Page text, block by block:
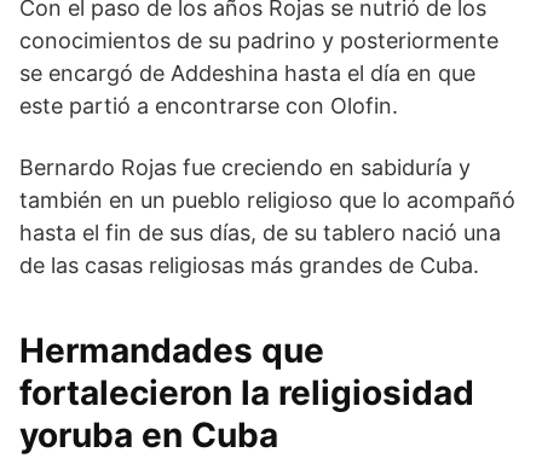
Con el paso de los años Rojas se nutrió de los
conocimientos de su padrino y posteriormente
se encargó de Addeshina hasta el día en que
este partió a encontrarse con Olofin.
Bernardo Rojas fue creciendo en sabiduría y
también en un pueblo religioso que lo acompañó
hasta el fin de sus días, de su tablero nació una
de las casas religiosas más grandes de Cuba.
Hermandades que
fortalecieron la religiosidad
yoruba en Cuba